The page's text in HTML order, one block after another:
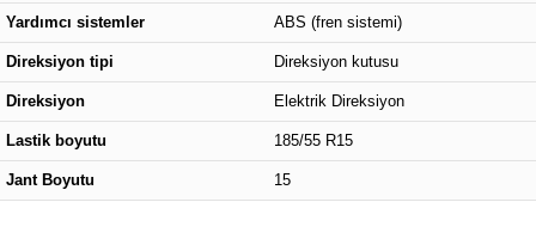
Yardımcı sistemler ABS (fren sistemi)
Direksiyon tipi Direksiyon kutusu
Direksiyon Elektrik Direksiyon
Lastik boyutu 185/55 R15
Jant Boyutu 15